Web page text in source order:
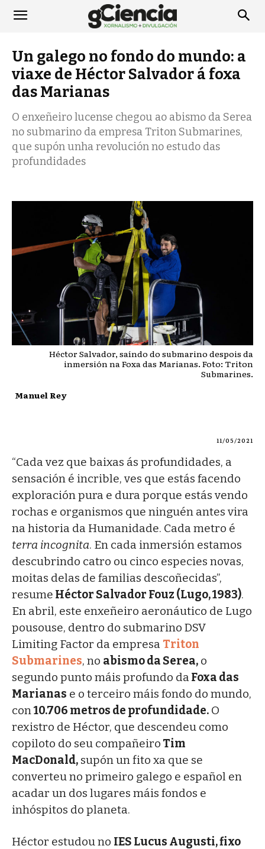
Un galego no fondo do mundo: a
viaxe de Héctor Salvador á foxa
das Marianas
O enxeñeiro lucense chegou ao abismo da Serea
no submarino da empresa Triton Submarines,
que supón unha revolución no estudo das
profundidades
Héctor Salvador, saíndo do submarino despois da
inmersión na Foxa das Marianas. Foto: Triton
Submarines.
Manuel Rey
11/05/2021
“Cada vez que baixas ás profundidades, a
sensación é incrible, ves que estás facendo
exploración pura e dura porque estás vendo
rochas e organismos que ninguén antes vira
na historia da Humanidade. Cada metro é
terra incognita. En cada inmersión estamos
descubrindo catro ou cinco especies novas,
moitas delas de familias descoñecidas”,
resume Héctor Salvador Fouz (Lugo, 1983).
En abril, este enxeñeiro aeronáutico de Lugo
pousouse, dentro do submarino DSV
Limiting Factor da empresa Triton
Submarines, no abismo da Serea, o
segundo punto máis profundo da Foxa das
Marianas e o terceiro máis fondo do mundo,
con10.706 metros de profundidade. O
rexistro de Héctor, que descendeu como
copiloto do seu compañeiro Tim
MacDonald, supón un fito xa que se
converteu no primeiro galego e español en
acadar un dos lugares máis fondos e
inhóspitos do planeta.
Héctor estudou no IES Lucus Augusti, fixo